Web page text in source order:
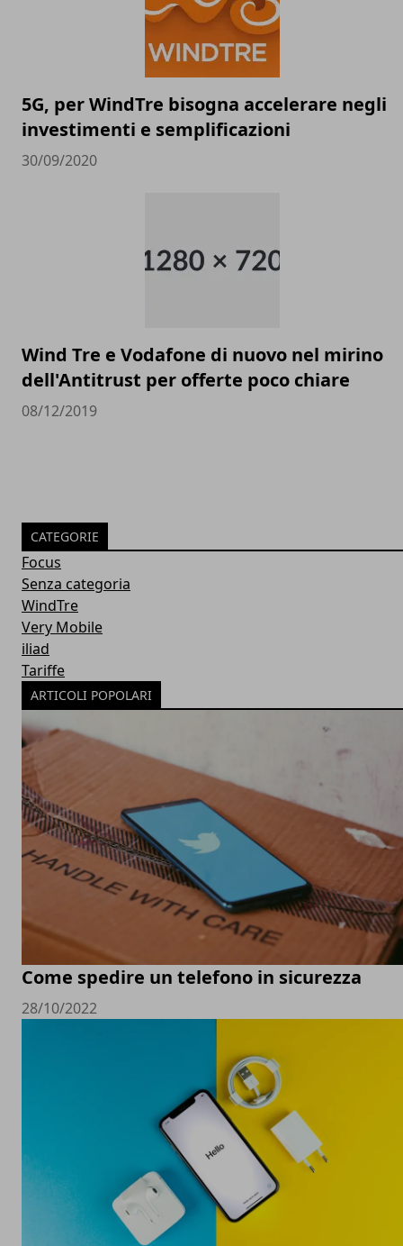
5G, per WindTre bisogna accelerare negli
investimenti e semplificazioni
30/09/2020
Wind Tre e Vodafone di nuovo nel mirino
dell'Antitrust per offerte poco chiare
08/12/2019
CATEGORIE
Focus
Senza categoria
WindTre
Very Mobile
iliad
Tariffe
ARTICOLI POPOLARI
Come spedire un telefono in sicurezza
28/10/2022